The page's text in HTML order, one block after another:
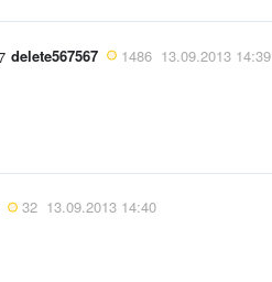
delete567567 1486 13.09.2013 14:39
32 13.09.2013 14:40